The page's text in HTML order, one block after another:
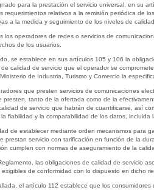
para la prestación el servicio universal, en su
relativos a la remisión periódica de
a la medida y seguimiento de los niveles de
operadores de redes o servicios de
de los usuarios.
se establece en sus artículos 105 y 106 la
calidad de servicio que el operador se
de Industria, Turismo y Comercio la
que presten servicios de comunicaciones
tanto de la ofertada como de la
de servicio que habrán de cuantificarse, así
fiabilidad y la comparabilidad de los datos, incluida
de establecer mediante orden mecanismos
servicio con tarificación en función de la
cumplen con normas de aseguramiento de la
las obligaciones de calidad de servicio
de conformidad con lo dispuesto en dicho
el artículo 112 establece que los